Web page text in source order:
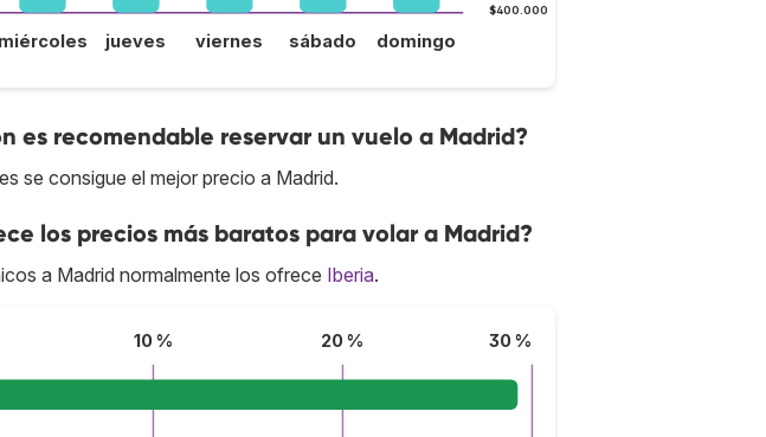
$400.000
miércoles jueves viernes sábado domingo
es recomendable reservar un vuelo a Madrid?
se consigue el mejor precio a Madrid.
los precios más baratos para volar a Madrid?
a Madrid normalmente los ofrece Iberia.
10 % 20 % 30 %